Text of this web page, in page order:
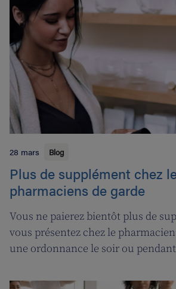
28 mars Blog
Plus de supplément chez
pharmaciens de garde
Vous ne paierez bientôt plus de
vous présentez chez le
une ordonnance le soir ou
sera introduite pour les